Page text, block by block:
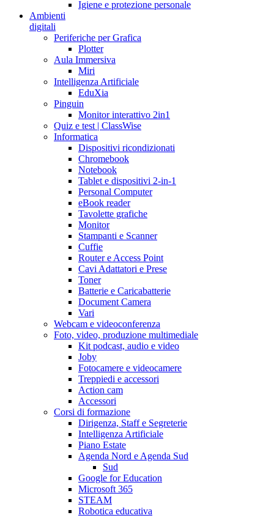
Igiene e protezione personale
Ambienti
digitali
Periferiche per Grafica
Plotter
Aula Immersiva
Miri
Intelligenza Artificiale
EduXia
Pinguin
Monitor interattivo 2in1
Quiz e test | ClassWise
Informatica
Dispositivi ricondizionati
Chromebook
Notebook
Tablet e dispositivi 2-in-1
Personal Computer
eBook reader
Tavolette grafiche
Monitor
Stampanti e Scanner
Cuffie
Router e Access Point
Cavi Adattatori e Prese
Toner
Batterie e Caricabatterie
Document Camera
Vari
Webcam e videoconferenza
Foto, video, produzione multimediale
Kit podcast, audio e video
Joby
Fotocamere e videocamere
Treppiedi e accessori
Action cam
Accessori
Corsi di formazione
Dirigenza, Staff e Segreterie
Intelligenza Artificiale
Piano Estate
Agenda Nord e Agenda Sud
Sud
Google for Education
Microsoft 365
STEAM
Robotica educativa